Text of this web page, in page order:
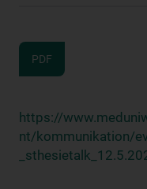
PDF
https://
nt/kommunikation/